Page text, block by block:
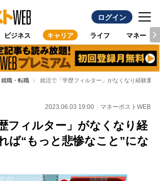
ログイン
ビジネス キャリア ライフ マネー
就職・転職 就活で「学歴フィルター」がなくなり経験重視
2023.06.03 19:00 マネーポストWEB
フィルター」がなくなり経
ば“もっと悲惨なこと”にな